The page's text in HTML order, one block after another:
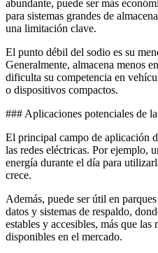
abundante, puede ser más
para sistemas grandes de
una limitación clave.
El punto débil del sodio es su
Generalmente, almacena menos
dificulta su competencia en
o dispositivos compactos.
### Aplicaciones potenciales de
El principal campo de aplicación
las redes eléctricas. Por ejemplo,
energía durante el día para
crece.
Además, puede ser útil en
datos y sistemas de respaldo,
estables y accesibles, más que las
disponibles en el mercado.